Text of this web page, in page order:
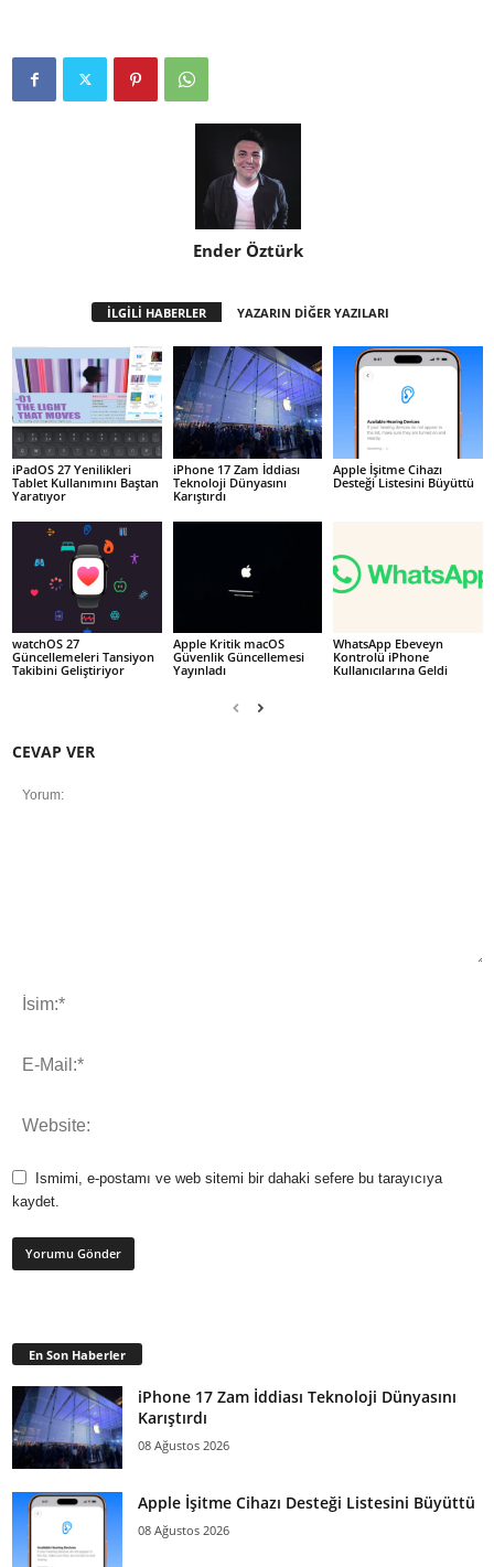
Ender Öztürk
İLGİLİ HABERLER YAZARIN DİĞER YAZILARI
iPadOS 27 Yenilikleri
Tablet Kullanımını Baştan
Yaratıyor
iPhone 17 Zam İddiası
Teknoloji Dünyasını
Karıştırdı
Apple İşitme Cihazı
Desteği Listesini Büyüttü
watchOS 27
Güncellemeleri Tansiyon
Takibini Geliştiriyor
Apple Kritik macOS
Güvenlik Güncellemesi
Yayınladı
WhatsApp Ebeveyn
Kontrolü iPhone
Kullanıcılarına Geldi
CEVAP VER
Ismimi, e-postamı ve web sitemi bir dahaki sefere bu tarayıcıya
kaydet.
En Son Haberler
iPhone 17 Zam İddiası Teknoloji Dünyasını
Karıştırdı
08 Ağustos 2026
Apple İşitme Cihazı Desteği Listesini Büyüttü
08 Ağustos 2026